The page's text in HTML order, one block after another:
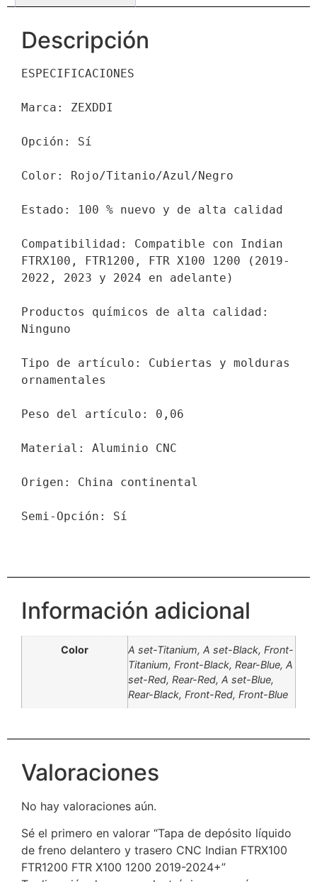
Descripción
ESPECIFICACIONES
Marca: ZEXDDI
Opción: Sí
Color: Rojo/Titanio/Azul/Negro
Estado: 100 % nuevo y de alta calidad
Compatibilidad: Compatible con Indian
FTRX100, FTR1200, FTR X100 1200 (2019-
2022, 2023 y 2024 en adelante)
Productos químicos de alta calidad:
Ninguno
Tipo de artículo: Cubiertas y molduras
ornamentales
Peso del artículo: 0,06
Material: Aluminio CNC
Origen: China continental
Semi-Opción: Sí
Información adicional
Color
A set-Titanium, A set-Black, Front-
Titanium, Front-Black, Rear-Blue, A
set-Red, Rear-Red, A set-Blue,
Rear-Black, Front-Red, Front-Blue
Valoraciones
No hay valoraciones aún.
Sé el primero en valorar “Tapa de depósito líquido
de freno delantero y trasero CNC Indian FTRX100
FTR1200 FTR X100 1200 2019-2024+”